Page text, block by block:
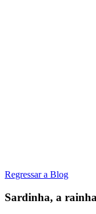
Regressar a Blog
Sardinha, a